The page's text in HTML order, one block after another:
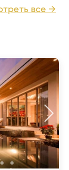
все →